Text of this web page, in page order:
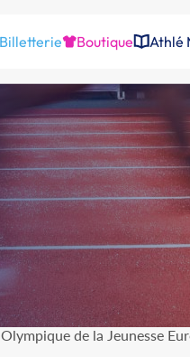
Billetterie Boutique Athlé
de la Jeunesse